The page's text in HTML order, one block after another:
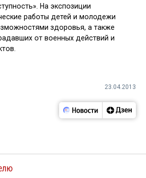
На экспозиции
работы детей и молодежи
здоровья, а также
от военных действий и
23.04.2013